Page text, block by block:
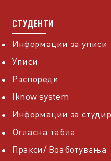
СТУДЕНТИ
Информации за уписи
Уписи
Распореди
Iknow system
Информации за
Огласна табла
Пракси/ Вработувања